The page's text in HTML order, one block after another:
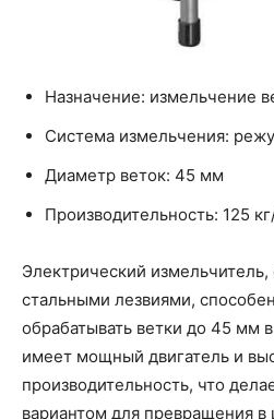
Назначение: измельчение
Система измельчения:
Диаметр веток: 45 мм
Производительность: 125
Электрический
стальными лезвиями,
обрабатывать ветки до 45 мм
имеет мощный двигатель и
производительность, что
вариантом для превращения